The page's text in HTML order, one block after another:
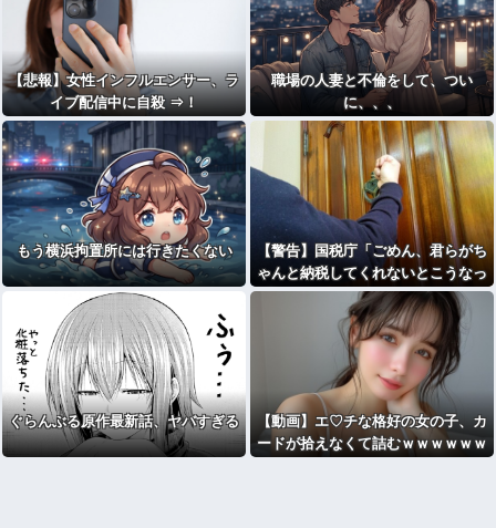
【悲報】女性インフルエンサー、ラ
イブ配信中に自殺 ⇒！
職場の人妻と不倫をして、つい
に、、、
もう横浜拘置所には行きたくない
【警告】国税庁「ごめん、君らがち
ゃんと納税してくれないとこうなっ
ちゃうけどどうする？」⇒！！！
ぐらんぶる原作最新話、ヤバすぎる
【動画】エ♡チな格好の女の子、カ
ードが拾えなくて詰むｗｗｗｗｗｗ